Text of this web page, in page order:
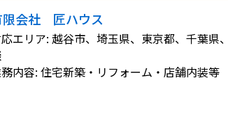
限会社 匠ハウス
エリア: 越谷市、埼玉県、東京都、千葉県
内容: 住宅新築・リフォーム・店舗内装等